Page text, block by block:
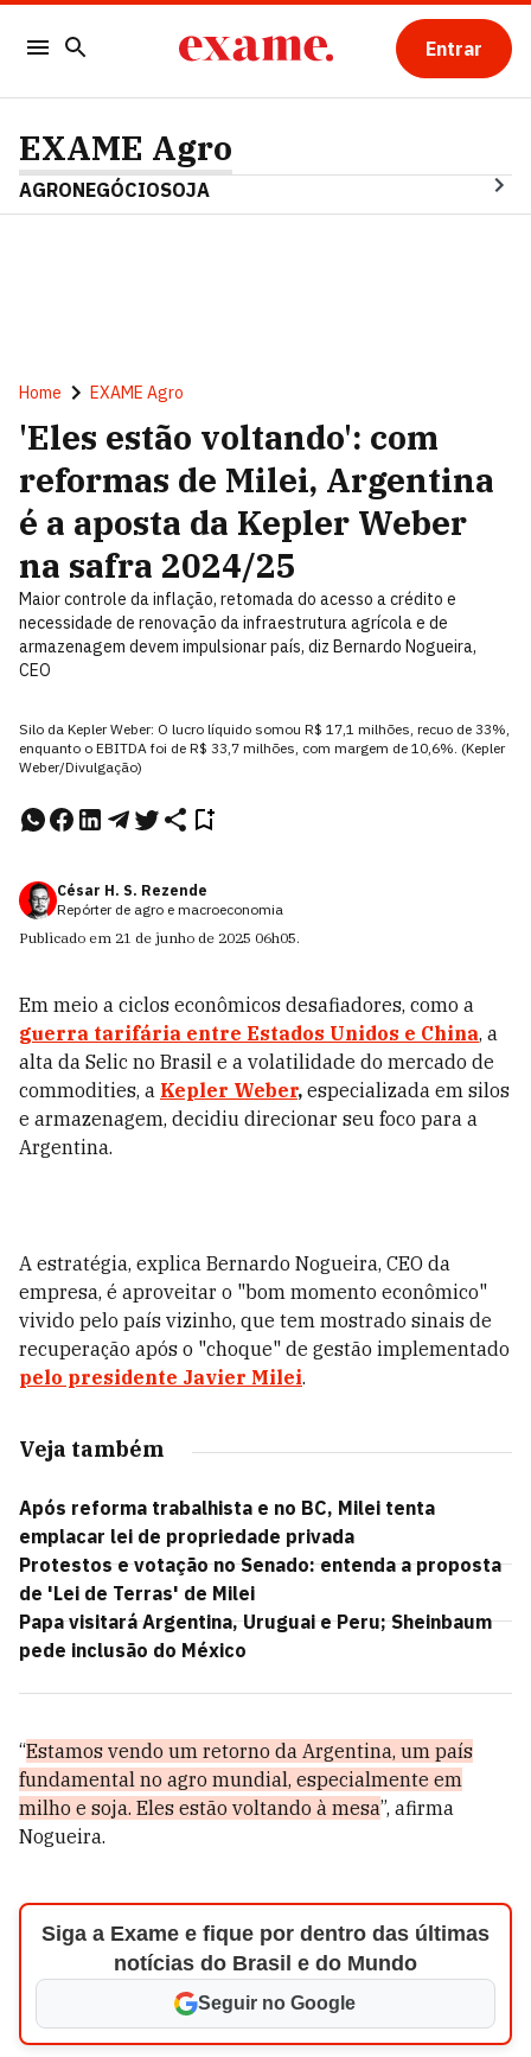
Entrar
EXAME Agro
AGRONEGÓCIOSOJA
Home EXAME Agro
'Eles estão voltando': com
reformas de Milei, Argentina
é a aposta da Kepler Weber
na safra 2024/25
Maior controle da inflação, retomada do acesso a crédito e
necessidade de renovação da infraestrutura agrícola e de
armazenagem devem impulsionar país, diz Bernardo Nogueira,
CEO
Silo da Kepler Weber: O lucro líquido somou R$ 17,1 milhões, recuo de 33%,
enquanto o EBITDA foi de R$ 33,7 milhões, com margem de 10,6%. (Kepler
Weber/Divulgação)
César H. S. Rezende
Repórter de agro e macroeconomia
Publicado em 21 de junho de 2025 06h05.
Em meio a ciclos econômicos desafiadores, como a
guerra tarifária entre Estados Unidos e China, a
alta da Selic no Brasil e a volatilidade do mercado de
commodities, a Kepler Weber, especializada em silos
e armazenagem, decidiu direcionar seu foco para a
Argentina.
A estratégia, explica Bernardo Nogueira, CEO da
empresa, é aproveitar o "bom momento econômico"
vivido pelo país vizinho, que tem mostrado sinais de
recuperação após o "choque" de gestão implementado
pelo presidente Javier Milei.
Veja também
Após reforma trabalhista e no BC, Milei tenta
emplacar lei de propriedade privada
Protestos e votação no Senado: entenda a proposta
de 'Lei de Terras' de Milei
Papa visitará Argentina, Uruguai e Peru; Sheinbaum
pede inclusão do México
“Estamos vendo um retorno da Argentina, um país
fundamental no agro mundial, especialmente em
milho e soja. Eles estão voltando à mesa”, afirma
Nogueira.
Siga a Exame e fique por dentro das últimas
notícias do Brasil e do Mundo
Seguir no Google